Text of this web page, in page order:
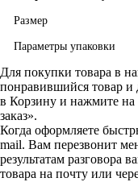
Размер
Параметры упаковки
Для покупки товара в
понравившийся товар и
в Корзину и нажмите
заказ».
Когда оформляете
mail. Вам перезвонит
результатам разговора
товара на почту или